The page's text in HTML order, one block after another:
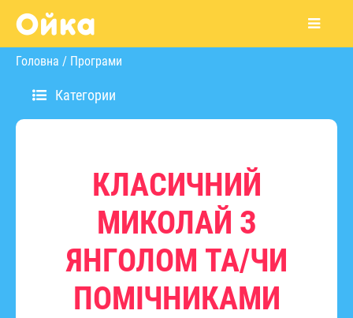
Головна / Програми
Категории
КЛАСИЧНИЙ
МИКОЛАЙ З
ЯНГОЛОМ ТА/ЧИ
ПОМІЧНИКАМИ